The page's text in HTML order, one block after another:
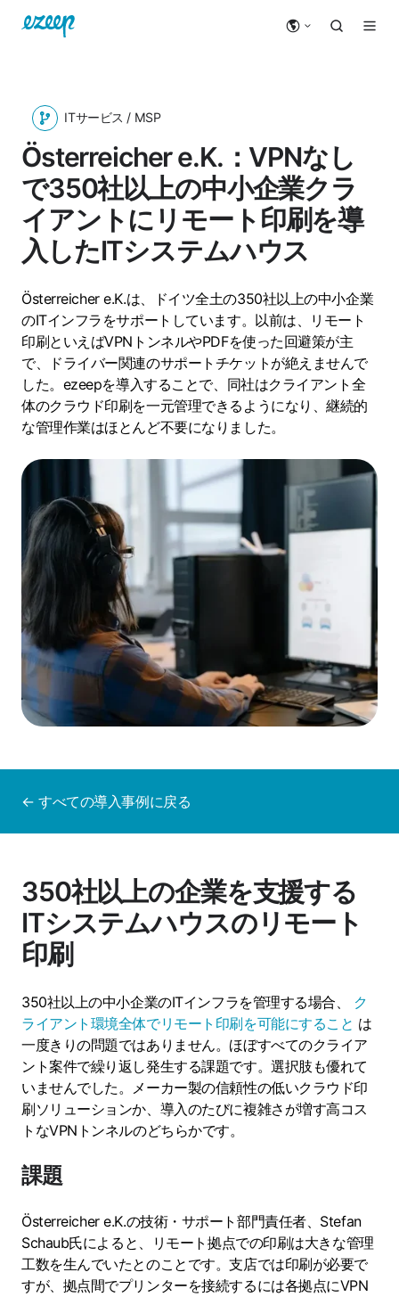
ITサービス / MSP
Österreicher e.K.：VPNなし
で350社以上の中小企業クラ
イアントにリモート印刷を導
入したITシステムハウス
Österreicher e.K.は、ドイツ全土の350社以上の中小企業
のITインフラをサポートしています。以前は、リモート
印刷といえばVPNトンネルやPDFを使った回避策が主
で、ドライバー関連のサポートチケットが絶えませんで
した。ezeepを導入することで、同社はクライアント全
体のクラウド印刷を一元管理できるようになり、継続的
な管理作業はほとんど不要になりました。
← すべての導入事例に戻る
350社以上の企業を支援する
ITシステムハウスのリモート
印刷
350社以上の中小企業のITインフラを管理する場合、 ク
ライアント環境全体でリモート印刷を可能にすること は
一度きりの問題ではありません。ほぼすべてのクライア
ント案件で繰り返し発生する課題です。選択肢も優れて
いませんでした。メーカー製の信頼性の低いクラウド印
刷ソリューションか、導入のたびに複雑さが増す高コス
トなVPNトンネルのどちらかです。
課題
Österreicher e.K.の技術・サポート部門責任者、Stefan
Schaub氏によると、リモート拠点での印刷は大きな管理
工数を生んでいたとのことです。支店では印刷が必要で
すが、拠点間でプリンターを接続するには各拠点にVPN